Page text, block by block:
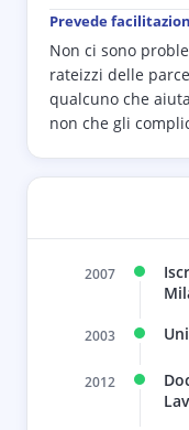
Prevede
Non ci sono
rateizzi delle
qualcuno che
non che gli
2007
2003
2012